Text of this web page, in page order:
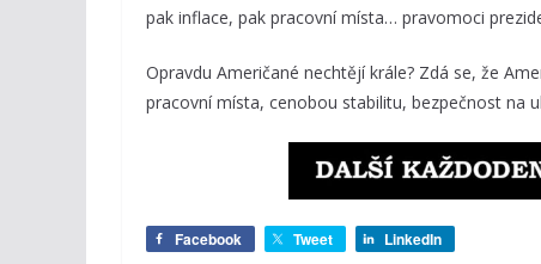
pak inflace, pak pracovní místa… pravomoci
Opravdu Američané nechtějí krále? Zdá se, že
pracovní místa, cenobou stabilitu, bezpečnost na
Facebook Tweet LinkedIn